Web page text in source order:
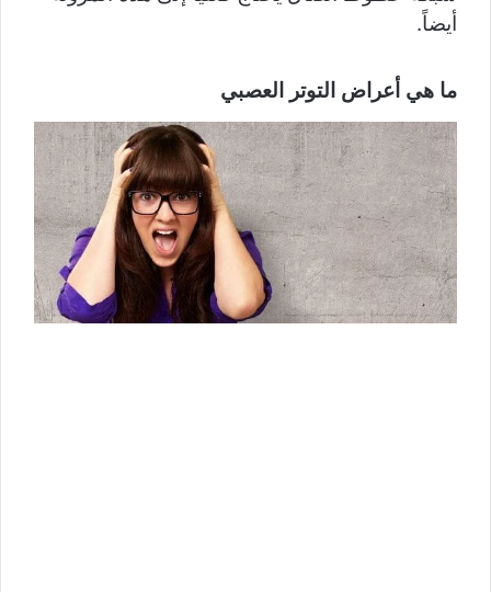
أيضاً.
ما هي أعراض التوتر العصبي